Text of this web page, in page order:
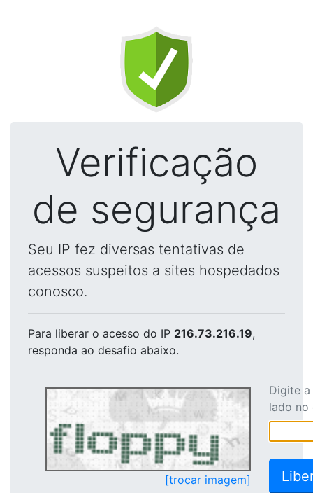
Verificação
de segurança
Seu IP fez diversas tentativas de
acessos suspeitos a sites hospedados
conosco.
Para liberar o acesso do IP 216.73.216.19,
responda ao desafio abaixo.
[trocar imagem]
Digite
lado no